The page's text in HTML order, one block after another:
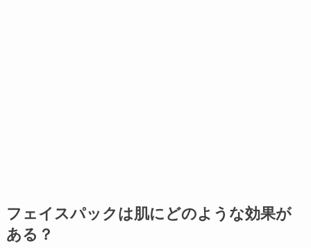
フェイスパックは肌にどのような効果が
ある？